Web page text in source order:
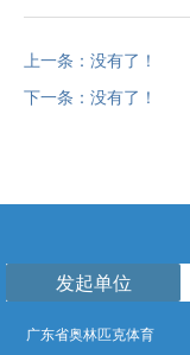
上一条：没有了！
下一条：没有了！
发起单位
广东省奥林匹克体育